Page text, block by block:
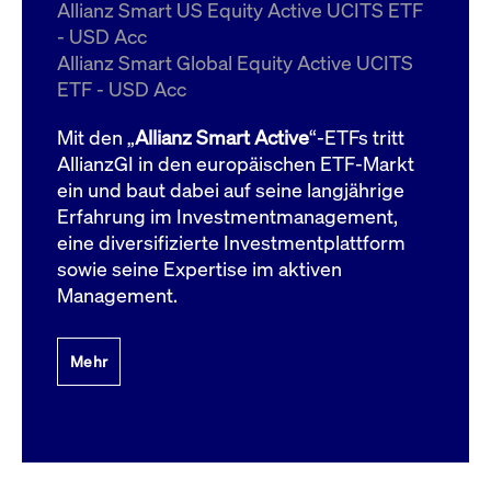
Allianz Smart US Equity Active UCITS ETF
- USD Acc
Allianz Smart Global Equity Active UCITS
ETF - USD Acc
Mit den „Allianz Smart Active“-ETFs tritt
AllianzGI in den europäischen ETF-Markt
ein und baut dabei auf seine langjährige
Erfahrung im Investmentmanagement,
eine diversifizierte Investmentplattform
sowie seine Expertise im aktiven
Management.
Mehr
ApplicationGatewayAffinityCORS
boerse.com
Domain
bis